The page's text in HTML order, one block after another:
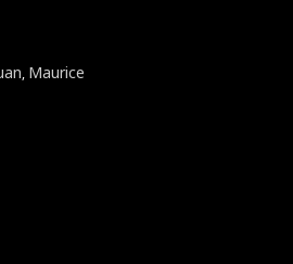
, Maurice